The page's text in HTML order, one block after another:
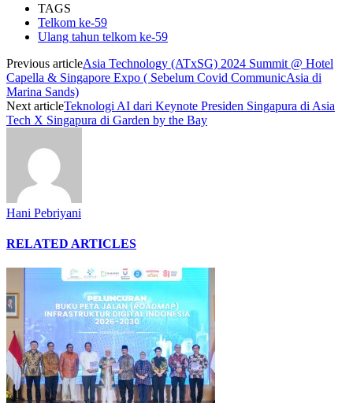
TAGS
Telkom ke-59
Ulang tahun telkom ke-59
Previous articleAsia Technology (ATxSG) 2024 Summit @ Hotel
Capella & Singapore Expo ( Sebelum Covid CommunicAsia di
Marina Sands)
Next articleTeknologi AI dari Keynote Presiden Singapura di Asia
Tech X Singapura di Garden by the Bay
Hani Pebriyani
RELATED ARTICLES